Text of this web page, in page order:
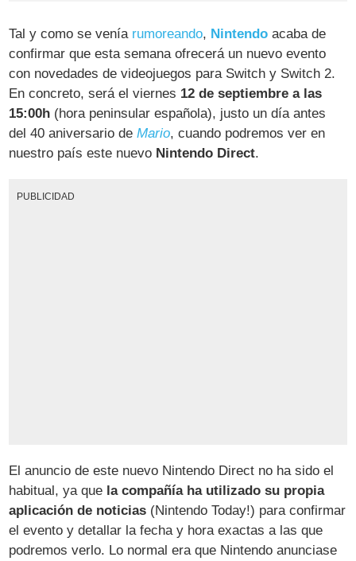
Tal y como se venía rumoreando, Nintendo acaba de
confirmar que esta semana ofrecerá un nuevo evento
con novedades de videojuegos para Switch y Switch 2.
En concreto, será el viernes 12 de septiembre a las
15:00h (hora peninsular española), justo un día antes
del 40 aniversario deMario, cuando podremos ver en
nuestro país este nuevo Nintendo Direct.
PUBLICIDAD
El anuncio de este nuevo Nintendo Direct no ha sido el
habitual, ya que la compañía ha utilizado su propia
aplicación de noticias (Nintendo Today!) para confirmar
el evento y detallar la fecha y hora exactas a las que
podremos verlo. Lo normal era que Nintendo anunciase